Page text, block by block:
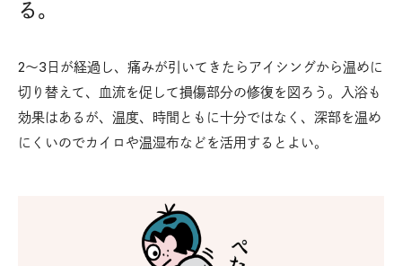
る。
2〜3日が経過し、痛みが引いてきたらアイシングから温めに
切り替えて、血流を促して損傷部分の修復を図ろう。入浴も
効果はあるが、温度、時間ともに十分ではなく、深部を温め
にくいのでカイロや温湿布などを活用するとよい。